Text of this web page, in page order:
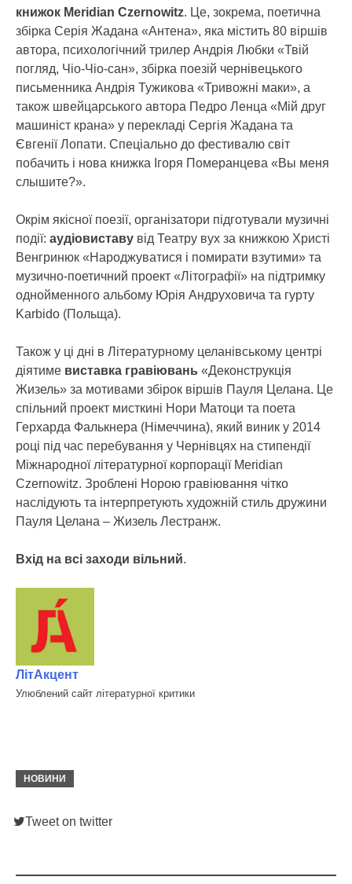
книжок Meridian Czernowitz. Це, зокрема, поетична
збірка Серія Жадана «Антена», яка містить 80 віршів
автора, психологічний трилер Андрія Любки «Твій
погляд, Чіо-Чіо-сан», збірка поезій чернівецького
письменника Андрія Тужикова «Тривожні маки», а
також швейцарського автора Педро Ленца «Мій друг
машиніст крана» у перекладі Сергія Жадана та
Євгенії Лопати. Спеціально до фестивалю світ
побачить і нова книжка Ігоря Померанцева «Вы меня
слышите?».
Окрім якісної поезії, організатори підготували музичні
події: аудіовиставу від Театру вух за книжкою Христі
Венгринюк «Народжуватися і помирати взутими» та
музично-поетичний проект «Літографії» на підтримку
однойменного альбому Юрія Андруховича та гурту
Karbido (Польща).
Також у ці дні в Літературному целанівському центрі
діятиме виставка гравіювань «Деконструкція
Жизель» за мотивами збірок віршів Пауля Целана. Це
спільний проект мисткині Нори Матоци та поета
Герхарда Фалькнера (Німеччина), який виник у 2014
році під час перебування у Чернівцях на стипендії
Міжнародної літературної корпорації Meridian
Czernowitz. Зроблені Норою гравіювання чітко
наслідують та інтерпретують художній стиль дружини
Пауля Целана – Жизель Лестранж.
Вхід на всі заходи вільний.
ЛітАкцент
Улюблений сайт літературної критики
НОВИНИ
Tweet on twitter